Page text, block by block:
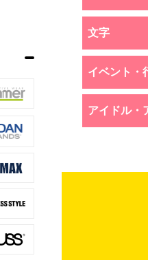
文字
イベント・
アイドル・